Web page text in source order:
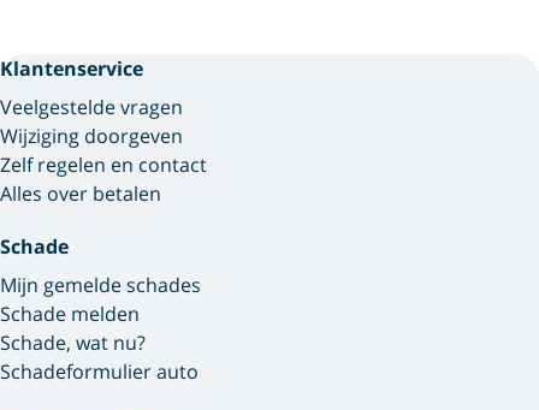
Klantenservice
Veelgestelde vragen
Wijziging doorgeven
Zelf regelen en contact
Alles over betalen
Schade
Mijn gemelde schades
Schade melden
Schade, wat nu?
Schadeformulier auto